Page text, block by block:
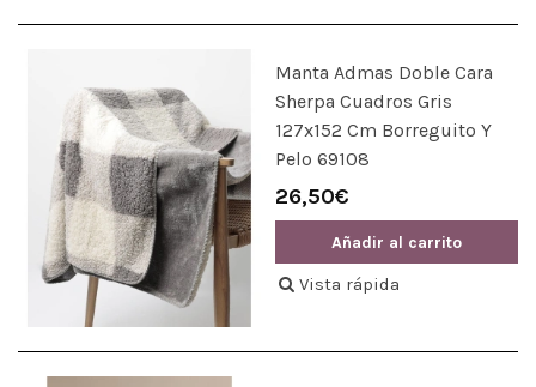
Manta Admas Doble Cara
Sherpa Cuadros Gris
127x152 Cm Borreguito Y
Pelo 69108
26,50€
Añadir al carrito
Vista rápida